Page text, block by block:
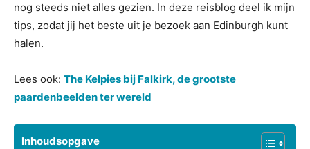
nog steeds niet alles gezien. In deze reisblog deel ik mijn
tips, zodat jij het beste uit je bezoek aan Edinburgh kunt
halen.
Lees ook: The Kelpies bij Falkirk, de grootste
paardenbeelden ter wereld
Inhoudsopgave